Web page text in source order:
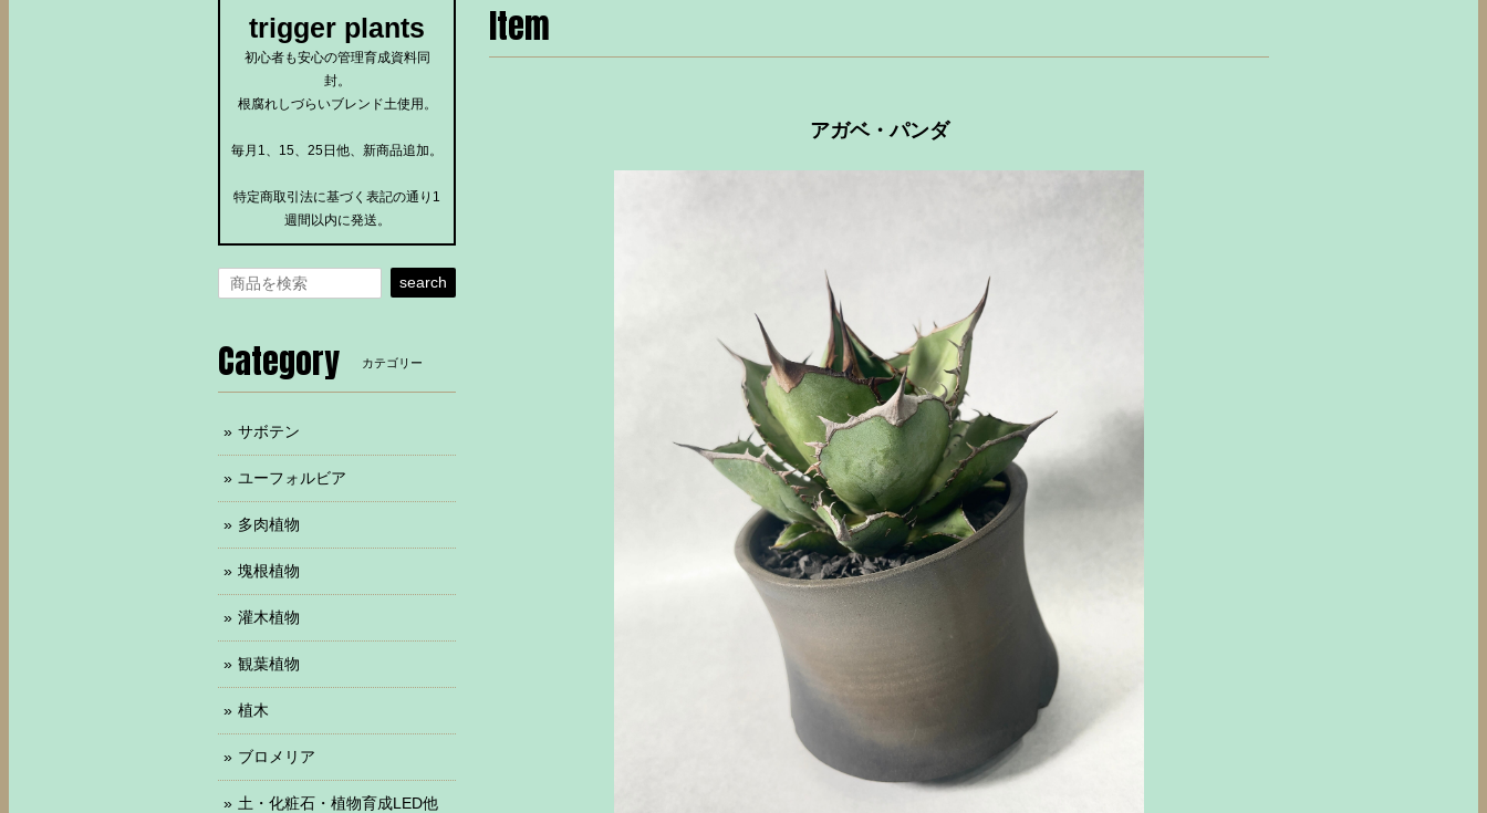
Item
アガベ・パンダ
trigger plants
初心者も安心の管理育成資料同
封。
根腐れしづらいブレンド土使用。
毎月1、15、25日他、新商品追加。
特定商取引法に基づく表記の通り1
週間以内に発送。
search
Category カテゴリー
サボテン
ユーフォルビア
多肉植物
塊根植物
灌木植物
観葉植物
植木
ブロメリア
土・化粧石・植物育成LED他